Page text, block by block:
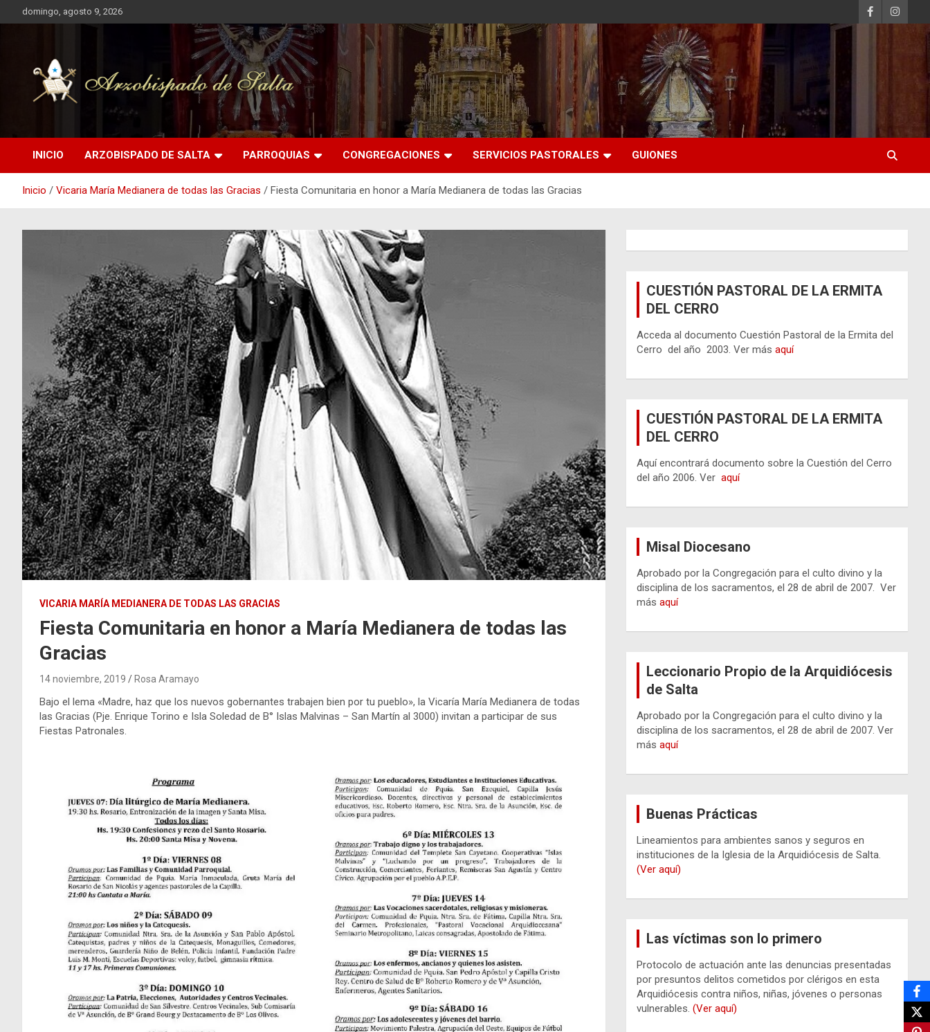
al
domingo, agosto 9, 2026
Arzobispado de Salta
INICIO ARZOBISPADO DE SALTA PARROQUIAS CONGREGACIONES SERVICIOS PASTORALES GUIONES
Inicio Vicaria María Medianera de todas las Gracias Fiesta Comunitaria en honor a María Medianera de todas las Gracias
VICARIA MARÍA MEDIANERA DE TODAS LAS GRACIAS
Fiesta Comunitaria en honor a María Medianera de todas las
Gracias
14 noviembre, 2019 Rosa Aramayo
Bajo el lema «Madre, haz que los nuevos gobernantes trabajen bien por tu pueblo», la Vicaría María Medianera de todas
las Gracias (Pje. Enrique Torino e Isla Soledad de B° Islas Malvinas – San Martín al 3000) invitan a participar de sus
Fiestas Patronales.
CUESTIÓN PASTORAL DE LA ERMITA
DEL CERRO
Acceda al documento Cuestión Pastoral de la Ermita del
Cerro del año 2003. Ver másaquí
CUESTIÓN PASTORAL DE LA ERMITA
DEL CERRO
Aquí encontrará documento sobre la Cuestión del Cerro
del año 2006. Veraquí
Misal Diocesano
Aprobado por la Congregación para el culto divino y la
disciplina de los sacramentos, el 28 de abril de 2007. Ver
másaquí
Leccionario Propio de la Arquidiócesis
de Salta
Aprobado por la Congregación para el culto divino y la
disciplina de los sacramentos, el 28 de abril de 2007. Ver
másaquí
Buenas Prácticas
Lineamientos para ambientes sanos y seguros en
instituciones de la Iglesia de la Arquidiócesis de Salta.
(Ver aquí)
Las víctimas son lo primero
Protocolo de actuación ante las denuncias presentadas
por presuntos delitos cometidos por clérigos en esta
Arquidiócesis contra niños, niñas, jóvenes o personas
vulnerables.(Ver aquí)